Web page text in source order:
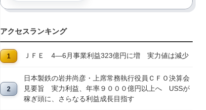
アクセスランキング
ＪＦＥ 4―6月事業利益323億円に増 実力値は減少
日本製鉄の岩井尚彦・上席常務執行役員ＣＦＯ決算会
見要旨 実力利益、年率９０００億円以上へ USSが
稼ぎ頭に、さらなる利益成長目指す